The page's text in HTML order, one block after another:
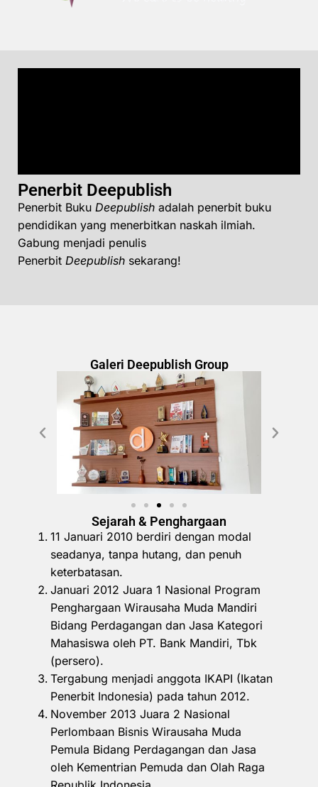
Penerbit Deepublish
Penerbit Buku Deepublish adalah penerbit buku
pendidikan yang menerbitkan naskah ilmiah.
Gabung menjadi penulis
Penerbit Deepublish sekarang!
Galeri Deepublish Group
Sejarah & Penghargaan
11 Januari 2010 berdiri dengan modal
seadanya, tanpa hutang, dan penuh
keterbatasan.
Januari 2012 Juara 1 Nasional Program
Penghargaan Wirausaha Muda Mandiri
Bidang Perdagangan dan Jasa Kategori
Mahasiswa oleh PT. Bank Mandiri, Tbk
(persero).
Tergabung menjadi anggota IKAPI (Ikatan
Penerbit Indonesia) pada tahun 2012.
November 2013 Juara 2 Nasional
Perlombaan Bisnis Wirausaha Muda
Pemula Bidang Perdagangan dan Jasa
oleh Kementrian Pemuda dan Olah Raga